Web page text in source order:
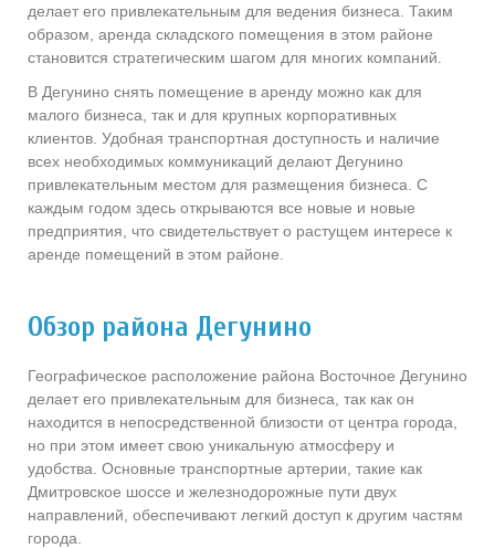
делает его привлекательным для ведения бизнеса. Таким
образом, аренда складского помещения в этом районе
становится стратегическим шагом для многих компаний.
В Дегунино снять помещение в аренду можно как для
малого бизнеса, так и для крупных корпоративных
клиентов. Удобная транспортная доступность и наличие
всех необходимых коммуникаций делают Дегунино
привлекательным местом для размещения бизнеса. С
каждым годом здесь открываются все новые и новые
предприятия, что свидетельствует о растущем интересе к
аренде помещений в этом районе.
Обзор района Дегунино
Географическое расположение района Восточное Дегунино
делает его привлекательным для бизнеса, так как он
находится в непосредственной близости от центра города,
но при этом имеет свою уникальную атмосферу и
удобства. Основные транспортные артерии, такие как
Дмитровское шоссе и железнодорожные пути двух
направлений, обеспечивают легкий доступ к другим частям
города.